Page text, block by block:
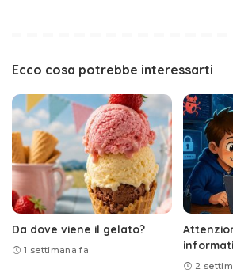
Ecco cosa potrebbe interessarti
Da dove viene il gelato?
1 settimana fa
2